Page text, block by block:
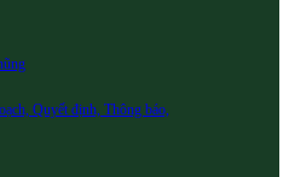
Quyết định, Thông báo,